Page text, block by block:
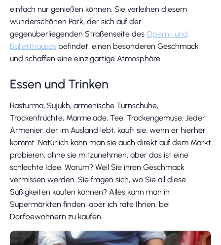
einfach nur genießen können. Sie verleihen diesem
wunderschönen Park, der sich auf der
gegenüberliegenden Straßenseite des Opern- und
Balletthauses befindet, einen besonderen Geschmack
und schaffen eine einzigartige Atmosphäre.
Essen und Trinken
Basturma, Sujukh, armenische Turnschuhe,
Trockenfrüchte, Marmelade, Tee, Trockengemüse. Jeder
Armenier, der im Ausland lebt, kauft sie, wenn er hierher
kommt. Natürlich kann man sie auch direkt auf dem Markt
probieren, ohne sie mitzunehmen, aber das ist eine
schlechte Idee. Warum? Weil Sie ihren Geschmack
vermissen werden. Sie fragen sich, wo Sie all diese
Süßigkeiten kaufen können? Alles kann man in
Supermärkten finden, aber ich rate Ihnen, bei
Dorfbewohnern zu kaufen.